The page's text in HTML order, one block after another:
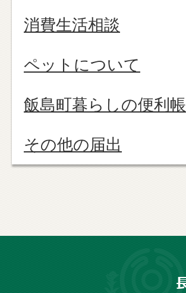
消費生活相談
ペットについて
飯島町暮らしの便利帳
その他の届出